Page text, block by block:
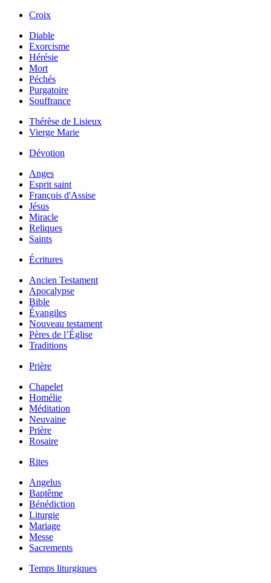
Croix
Diable
Exorcisme
Hérésie
Mort
Péchés
Purgatoire
Souffrance
Thérèse de Lisieux
Vierge Marie
Dévotion
Anges
Esprit saint
François d'Assise
Jésus
Miracle
Reliques
Saints
Écritures
Ancien Testament
Apocalypse
Bible
Évangiles
Nouveau testament
Pères de l’Église
Traditions
Prière
Chapelet
Homélie
Méditation
Neuvaine
Prière
Rosaire
Rites
Angelus
Baptême
Bénédiction
Liturgie
Mariage
Messe
Sacrements
Temps liturgiques